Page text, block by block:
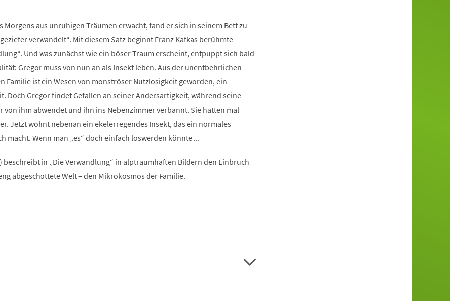
Morgens aus unruhigen Träumen erwacht, fand er sich in seinem Bett zu
verwandelt“. Mit diesem Satz beginnt Franz Kafkas berühmte
Und was zunächst wie ein böser Traum erscheint, entpuppt sich bald
Gregor muss von nun an als Insekt leben. Aus der unentbehrlichen
Familie ist ein Wesen von monströser Nutzlosigkeit geworden, ein
Doch Gregor findet Gefallen an seiner Andersartigkeit, während seine
von ihm abwendet und ihn ins Nebenzimmer verbannt. Sie hatten mal
Jetzt wohnt nebenan ein ekelerregendes Insekt, das ein normales
macht. Wenn man „es“ doch einfach loswerden könnte ...
beschreibt in „Die Verwandlung“ in alptraumhaften Bildern den Einbruch
abgeschottete Welt – den Mikrokosmos der Familie.